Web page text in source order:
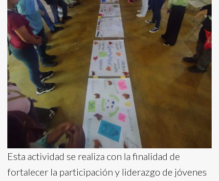
Esta actividad se realiza con la finalidad de
fortalecer la participación y liderazgo de jóvenes